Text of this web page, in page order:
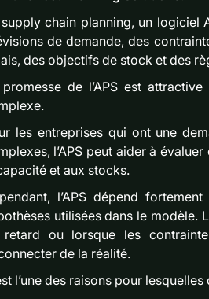
supply chain planning, un logiciel
de demande, des
des objectifs de stock et des
promesse de l’APS est
les entreprises qui ont une
l’APS peut aider à
et aux stocks.
l’APS dépend
utilisées dans le modèle.
retard ou lorsque les
de la réalité.
l’une des raisons pour